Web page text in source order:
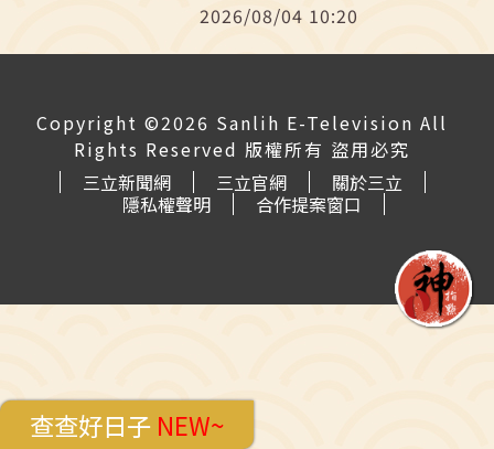
直前紀念酒」與「白沙屯媽
祖平安紀念酒」。以「粉紅
引發討論。
2026/08/04 10:20
Copyright ©2026 Sanlih E-Television All
Rights Reserved 版權所有 盜用必究
三立新聞網
三立官網
關於三立
隱私權聲明
合作提案窗口
查查好日子 NEW~